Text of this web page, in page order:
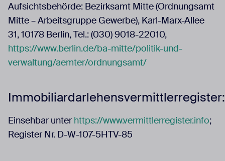
Aufsichtsbehörde: Bezirksamt Mitte (Ordnungsamt
Mitte – Arbeitsgruppe Gewerbe), Karl-Marx-Allee
31, 10178 Berlin, Tel.: (030) 9018-22010,
https://www.berlin.de/ba-mitte/politik-und-
verwaltung/aemter/ordnungsamt/
Immobiliardarlehensvermittlerregister:
Einsehbar unterhttps://www.vermittlerregister.info;
Register Nr. D-W-107-5HTV-85